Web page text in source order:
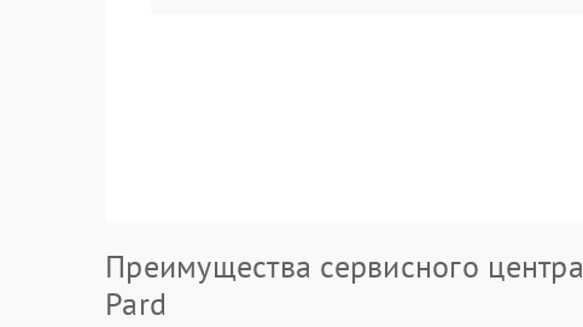
Преимущества сервисного центра
Pard